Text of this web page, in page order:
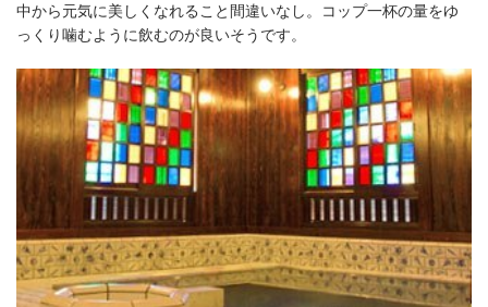
中から元気に美しくなれること間違いなし。コップ一杯の量をゆ
っくり噛むように飲むのが良いそうです。